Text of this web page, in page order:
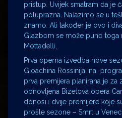
pristup. Uvijek smatram da je
poluprazna. Nalazimo se u
znamo. Ali također je ovo i
Glazbom se može puno toga
Mottadelli.
Prva operna izvedba nove
Gioachina Rossinija, na
prva premijera planirana je za
obnovljena Bizetova opera
donosi i dvije premijere koje
prošle sezone – Smrt u